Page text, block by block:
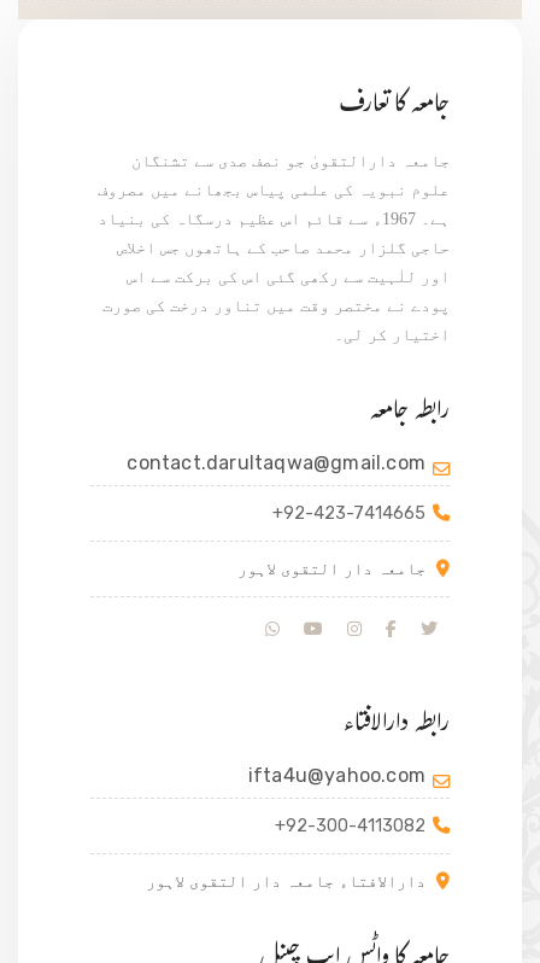
جامعہ کا تعارف
جامعہ دارالتقویٰ جو نصف صدی سے تشنگان
علوم نبویہ کی علمی پیاس بجھانے میں مصروف
ہے۔ 1967ء سے قائم اس عظیم درسگاہ کی بنیاد
حاجی گلزار محمد صاحب کے ہاتھوں جس اخلاص
اور للٰہیت سے رکھی گئی اس کی برکت سے اس
پودے نے مختصر وقت میں تناور درخت کی صورت
اختیار کر لی۔
رابطہ جامعہ
contact.darultaqwa@gmail.com
+92-423-7414665
جامعہ دار التقوی لاہور
رابطہ دارالافتاء
ifta4u@yahoo.com
+92-300-4113082
دارالافتاء جامعہ دار التقوی لاہور